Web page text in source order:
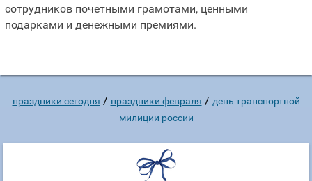
сотрудников почетными грамотами, ценными
подарками и денежными премиями.
праздники сегодня / праздники февраля / день транспортной
милиции россии